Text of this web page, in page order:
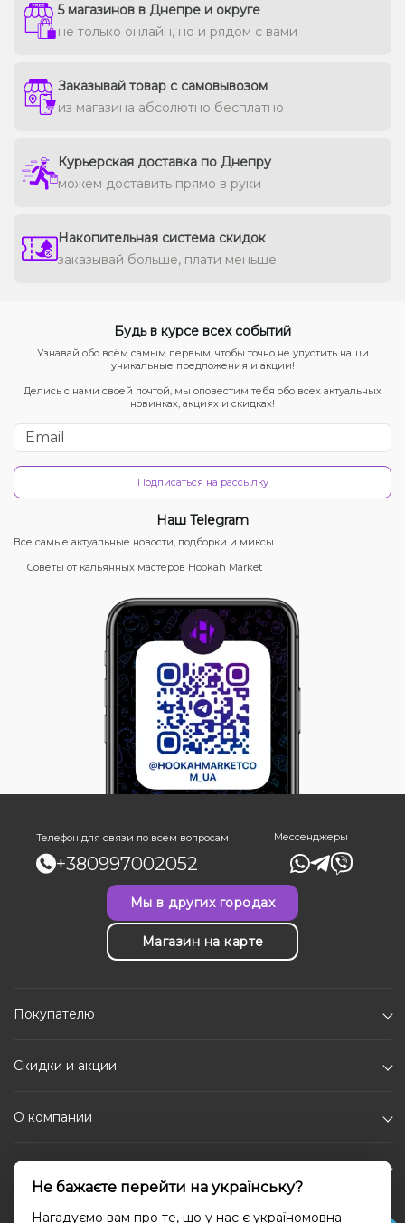
5 магазинов в Днепре и округе
не только онлайн, но и рядом с вами
Заказывай товар с самовывозом
из магазина абсолютно бесплатно
Курьерская доставка по Днепру
можем доставить прямо в руки
Накопительная система скидок
заказывай больше, плати меньше
Будь в курсе всех событий
Узнавай обо всём самым первым, чтобы точно не упустить наши
уникальные предложения и акции!
Делись с нами своей почтой, мы оповестим тебя обо всех актуальных
новинках, акциях и скидках!
Подписаться на рассылку
Наш Telegram
Все самые актуальные новости, подборки и миксы
Советы от кальянных мастеров Hookah Market
Телефон для связи по всем вопросам
+380997002052
Мессенджеры
Мы в других городах
Магазин на карте
Покупателю
Скидки и акции
О компании
Каталог
Социальные сети
Не бажаєте перейти на українську?
Нагадуємо вам про те, що у нас є україномовна